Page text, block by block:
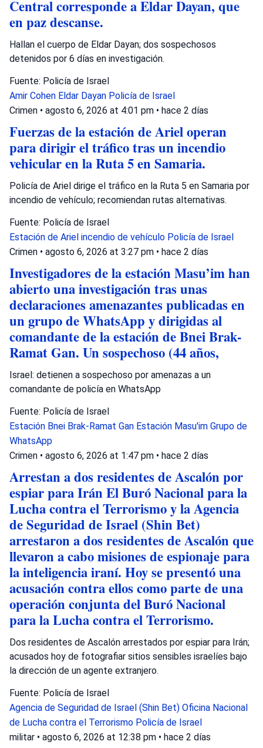
Central corresponde a Eldar Dayan, que
en paz descanse.
Hallan el cuerpo de Eldar Dayan; dos sospechosos
detenidos por 6 días en investigación.
Fuente: Policía de Israel
Amir Cohen Eldar Dayan Policía de Israel
Crimen • agosto 6, 2026 at 4:01 pm • hace 2 días
Fuerzas de la estación de Ariel operan
para dirigir el tráfico tras un incendio
vehicular en la Ruta 5 en Samaria.
Policía de Ariel dirige el tráfico en la Ruta 5 en Samaria por
incendio de vehículo; recomiendan rutas alternativas.
Fuente: Policía de Israel
Estación de Ariel incendio de vehículo Policía de Israel
Crimen • agosto 6, 2026 at 3:27 pm • hace 2 días
Investigadores de la estación Masu’im han
abierto una investigación tras unas
declaraciones amenazantes publicadas en
un grupo de WhatsApp y dirigidas al
comandante de la estación de Bnei Brak-
Ramat Gan. Un sospechoso (44 años,
Israel: detienen a sospechoso por amenazas a un
comandante de policía en WhatsApp
Fuente: Policía de Israel
Estación Bnei Brak-Ramat Gan Estación Masu'im Grupo de
WhatsApp
Crimen • agosto 6, 2026 at 1:47 pm • hace 2 días
Arrestan a dos residentes de Ascalón por
espiar para Irán El Buró Nacional para la
Lucha contra el Terrorismo y la Agencia
de Seguridad de Israel (Shin Bet)
arrestaron a dos residentes de Ascalón que
llevaron a cabo misiones de espionaje para
la inteligencia iraní. Hoy se presentó una
acusación contra ellos como parte de una
operación conjunta del Buró Nacional
para la Lucha contra el Terrorismo.
Dos residentes de Ascalón arrestados por espiar para Irán;
acusados hoy de fotografiar sitios sensibles israelíes bajo
la dirección de un agente extranjero.
Fuente: Policía de Israel
Agencia de Seguridad de Israel (Shin Bet) Oficina Nacional
de Lucha contra el Terrorismo Policía de Israel
militar • agosto 6, 2026 at 12:38 pm • hace 2 días